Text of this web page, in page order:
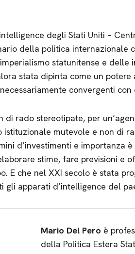
degli Stati Uniti –
della politica internazionale
statunitense e
stata dipinta come un
convergenti
di rado stereotipate, per
istituzionale mutevole e non di
d’investimenti e importanza
stime, fare previsioni e
E che nel XXI secolo è stata
gli apparati d’intelligence del
Mario Del Pero è
della Politica Estera